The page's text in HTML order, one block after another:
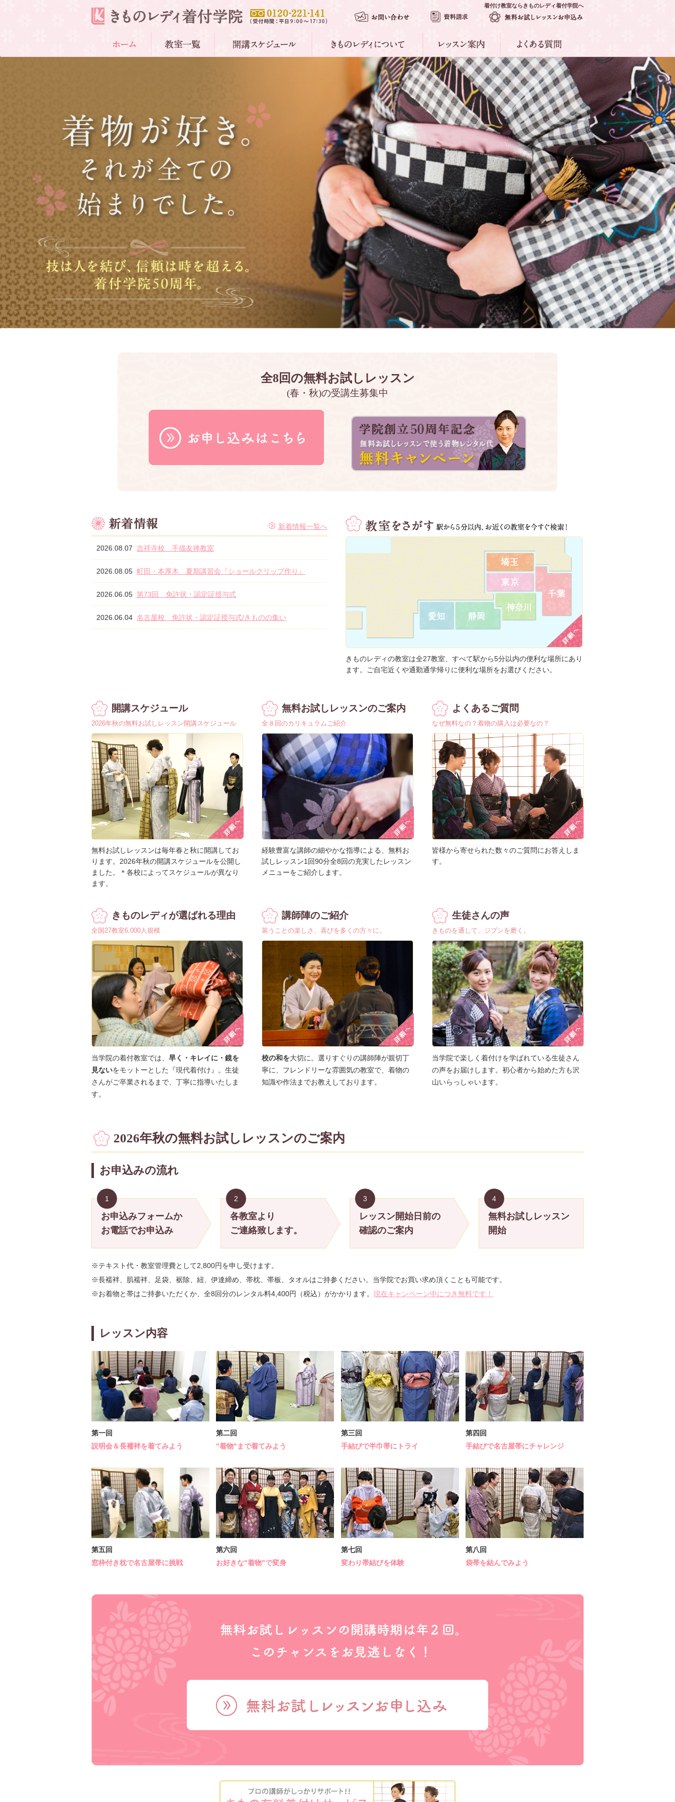
着付け教室ならきものレディ着付学院へ
全8回の無料お試しレッスン
(春・秋)の受講生募集中
新着情報一覧へ
2026.08.07 吉祥寺校 手描友禅教室
2026.08.05 町田・本厚木 夏期講習会『ショールクリップ作り』
2026.06.05 第73回 免許状・認定証授与式
2026.06.04 名古屋校 免許状・認定証授与式/きものの集い
きものレディの教室は全27教室、すべて駅から5分以内の便利な場所にあり
ます。ご自宅近くや通勤通学帰りに便利な場所をお選びください。
開講スケジュール
2026年秋の無料お試しレッスン開講スケジュール
無料お試しレッスンは毎年春と秋に開講してお
ります。2026年秋の開講スケジュールを公開し
ました。＊各校によってスケジュールが異なり
ます。
無料お試しレッスンのご案内
全８回のカリキュラムご紹介
経験豊富な講師の細やかな指導による、無料お
試しレッスン1回90分全8回の充実したレッスン
メニューをご紹介します。
よくあるご質問
なぜ無料なの？着物の購入は必要なの？
皆様から寄せられた数々のご質問にお答えしま
す。
きものレディが選ばれる理由
全国27教室6,000人規模
当学院の着付教室では、 早く・キレイに・鏡を
見ないをモットーとした『現代着付け』。生徒
さんがご卒業されるまで、丁寧に指導いたしま
す。
講師陣のご紹介
装うことの楽しさ、喜びを多くの方々に。
校の和を大切に。選りすぐりの講師陣が親切丁
寧に、フレンドリーな雰囲気の教室で、着物の
知識や作法までお教えしております。
生徒さんの声
きものを通して、ジブンを磨く。
当学院で楽しく着付けを学ばれている生徒さん
の声をお届けします。初心者から始めた方も沢
山いらっしゃいます。
2026年秋の無料お試しレッスンのご案内
お申込みの流れ
1
お申込みフォームか
お電話でお申込み
2
各教室より
ご連絡致します。
3
レッスン開始日前の
確認のご案内
4
無料お試しレッスン
開始
※テキスト代・教室管理費として2,800円を申し受けます。
※長襦袢、肌襦袢、足袋、裾除、紐、伊達締め、帯枕、帯板、タオルはご持参ください。当学院でお買い求め頂くことも可能です。
※お着物と帯はご持参いただくか、全8回分のレンタル料4,400円（税込）がかかります。 現在キャンペーン中につき無料です！
レッスン内容
第一回
説明会＆長襦袢を着てみよう
第二回
"着物"まで着てみよう
第三回
手結びで半巾帯にトライ
第四回
手結びで名古屋帯にチャレンジ
第五回
窓枠付き枕で名古屋帯に挑戦
第六回
お好きな"着物"で変身
第七回
変わり帯結びを体験
第八回
袋帯を結んでみよう